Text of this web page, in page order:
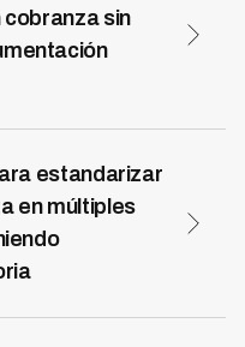
sin
documentación
del 73% con
tradicionales, y la
en casos
estandarizar
en múltiples